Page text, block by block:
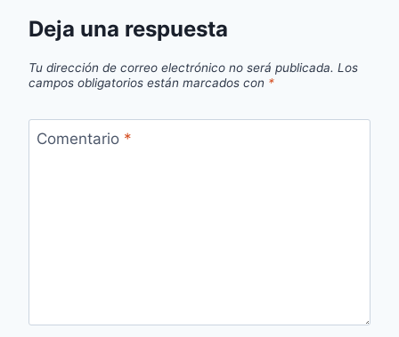
Deja una respuesta
Tu dirección de correo electrónico no será publicada. Los
campos obligatorios están marcados con *
Comentario *